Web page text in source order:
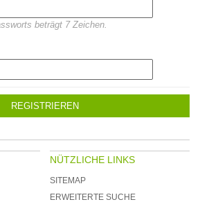
beträgt 7 Zeichen.
REGISTRIEREN
NÜTZLICHE LINKS
SITEMAP
ERWEITERTE SUCHE